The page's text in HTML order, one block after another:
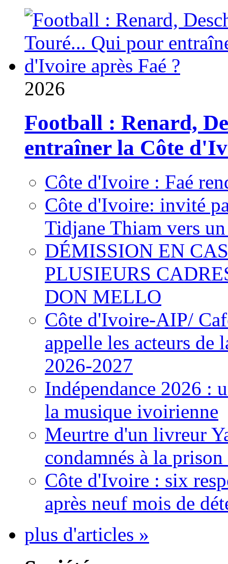
2026
Football : Renard,
entraîner la Côte
Côte d'Ivoire : Faé
Côte d'Ivoire: invité
Tidjane Thiam vers
DÉMISSION EN
PLUSIEURS
DON MELLO
Côte d'Ivoire-AIP/
appelle les acteurs de
2026-2027
Indépendance 2026 :
la musique ivoirienne
Meurtre d'un livreur
condamnés à la
Côte d'Ivoire : six
après neuf mois de
plus d'articles »